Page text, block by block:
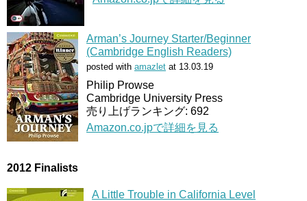
Arman’s Journey Starter/Beginner
(Cambridge English Readers)
posted with amazlet at 13.03.19
Philip Prowse
Cambridge University Press
売り上げランキング: 692
Amazon.co.jpで詳細を見る
2012 Finalists
A Little Trouble in California Level